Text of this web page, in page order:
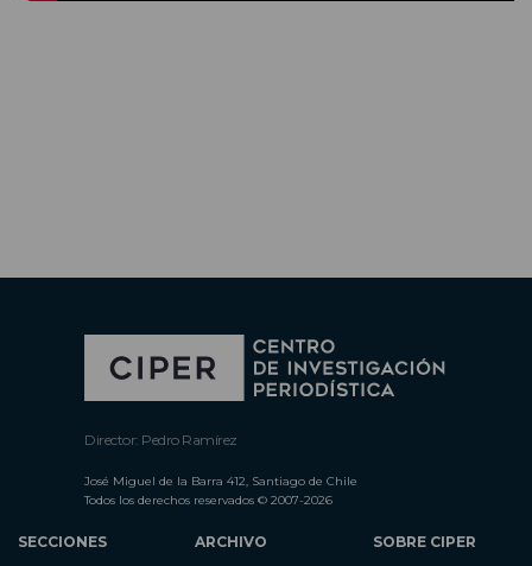
Director: Pedro Ramírez
José Miguel de la Barra 412, Santiago de Chile
Todos los derechos reservados © 2007-2026
SECCIONES
ARCHIVO
SOBRE CIPER